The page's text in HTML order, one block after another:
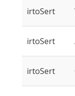
irtoSert
irtoSert
irtoSert